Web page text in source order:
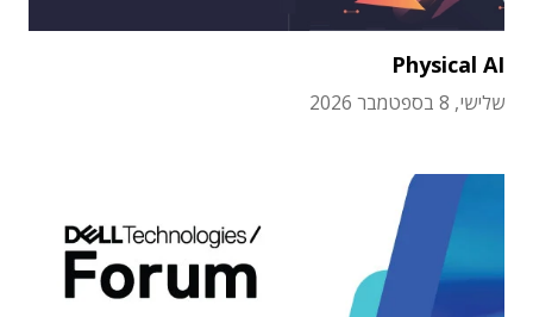
Physical AI
שלישי, 8 בספטמבר 2026